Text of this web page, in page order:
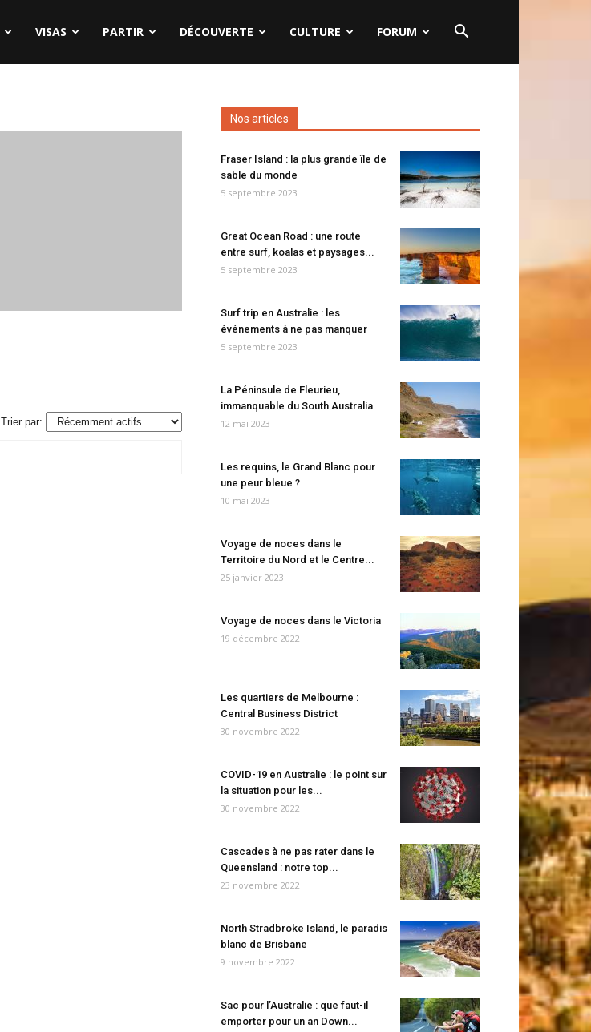
VISAS PARTIR DÉCOUVERTE CULTURE FORUM
Trier par:
Nos articles
Fraser Island : la plus grande île de
sable du monde
5 septembre 2023
Great Ocean Road : une route
entre surf, koalas et paysages...
5 septembre 2023
Surf trip en Australie : les
événements à ne pas manquer
5 septembre 2023
La Péninsule de Fleurieu,
immanquable du South Australia
12 mai 2023
Les requins, le Grand Blanc pour
une peur bleue ?
10 mai 2023
Voyage de noces dans le
Territoire du Nord et le Centre...
25 janvier 2023
Voyage de noces dans le Victoria
19 décembre 2022
Les quartiers de Melbourne :
Central Business District
30 novembre 2022
COVID-19 en Australie : le point sur
la situation pour les...
30 novembre 2022
Cascades à ne pas rater dans le
Queensland : notre top...
23 novembre 2022
North Stradbroke Island, le paradis
blanc de Brisbane
9 novembre 2022
Sac pour l’Australie : que faut-il
emporter pour un an Down...